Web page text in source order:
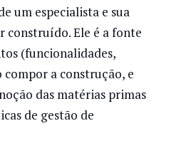
um especialista e sua
construído. Ele é a fonte
(funcionalidades,
a construção, e
das matérias primas
de gestão de